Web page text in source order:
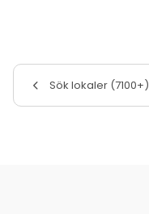
Sök lokaler (7100+)